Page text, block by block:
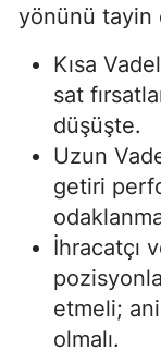
yönünü tayin
Kısa
sat
düşüşte.
Uzun
getiri
İhracatçı
etmeli; ani
olmalı.